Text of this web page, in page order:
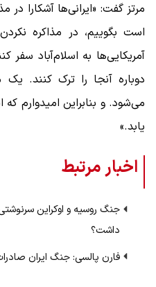
مرتز گفت: «ایرانی‌ها آشکارا در
است بگوییم، در مذاکره
آمریکایی‌ها به اسلام‌آباد
دوباره آنجا را ترک کنند.
می‌شود. و بنابراین امیدوارم
یابد.»
اخبار مرتبط
جنگ روسیه و اوکراین
داشت؟
فارن پالسی: جنگ ایران